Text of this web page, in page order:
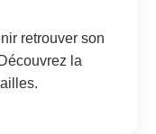
retrouver son
la